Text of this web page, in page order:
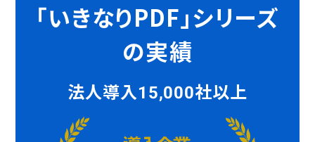
「いきなりPDF」シリーズ
の実績
法人導入15,000社以上